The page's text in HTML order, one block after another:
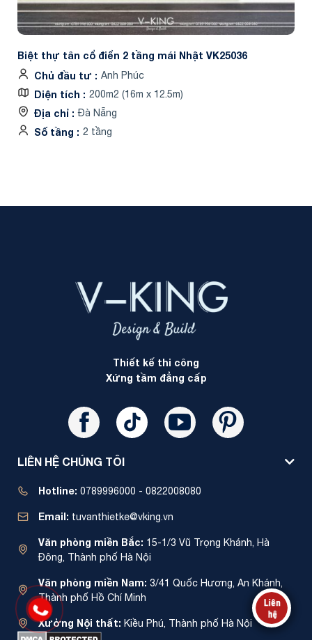
Biệt thự tân cổ điển 2 tầng mái Nhật VK25036
Chủ đầu tư
Anh Phúc
Diện tích 200m2 (16m x 12.5m)
Địa chỉ Đà Nẵng
Số tầng 2 tầng
Thiết kế thi công
Xứng tầm đẳng cấp
LIÊN HỆ CHÚNG TÔI
Hotline: 0789996000 - 0822008080
Email: tuvanthietke@vking.vn
Văn phòng miền Bắc: 15-1/3 Vũ Trọng Khánh, Hà
Đông, Thành phố Hà Nội
Văn phòng miền Nam: 3/41 Quốc Hương, An Khánh,
Thành phố Hồ Chí Minh
Xưởng Nội thất: Kiều Phú, Thành phố Hà Nội